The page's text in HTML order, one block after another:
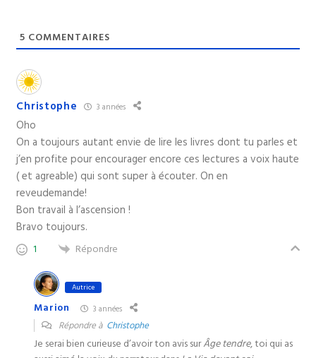
5 COMMENTAIRES
Christophe 3 années
Oho
On a toujours autant envie de lire les livres dont tu parles et
j’en profite pour encourager encore ces lectures a voix haute
( et agreable) qui sont super à écouter. On en
reveudemande!
Bon travail à l’ascension !
Bravo toujours.
1 Répondre
Autrice
Marion 3 années
Répondre à Christophe
Je serai bien curieuse d’avoir ton avis surÂge tendre, toi qui as